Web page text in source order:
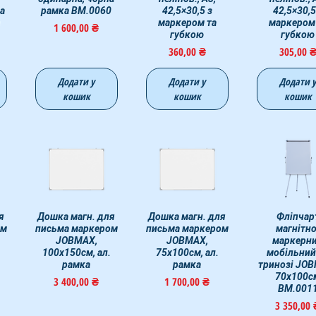
рамка ВМ.0060
Ціна
1 600,00 ₴
Додати у
кошик
42,5×30,5 з
маркером та
губкою
Ціна
360,00 ₴
Додати у
кошик
маркером
губкою
Ціна
305,00 ₴
Додати у
кошик
Швидкий перегляд
Дошка магн. для
письма маркером
JOBMAX,
100х150см, ал.
рамка
Ціна
3 400,00 ₴
Швидкий перегляд
Дошка магн. для
письма маркером
JOBMAX,
75х100см, ал.
рамка
Ціна
1 700,00 ₴
Швидкий
тринозі
Ціна
3 350,00